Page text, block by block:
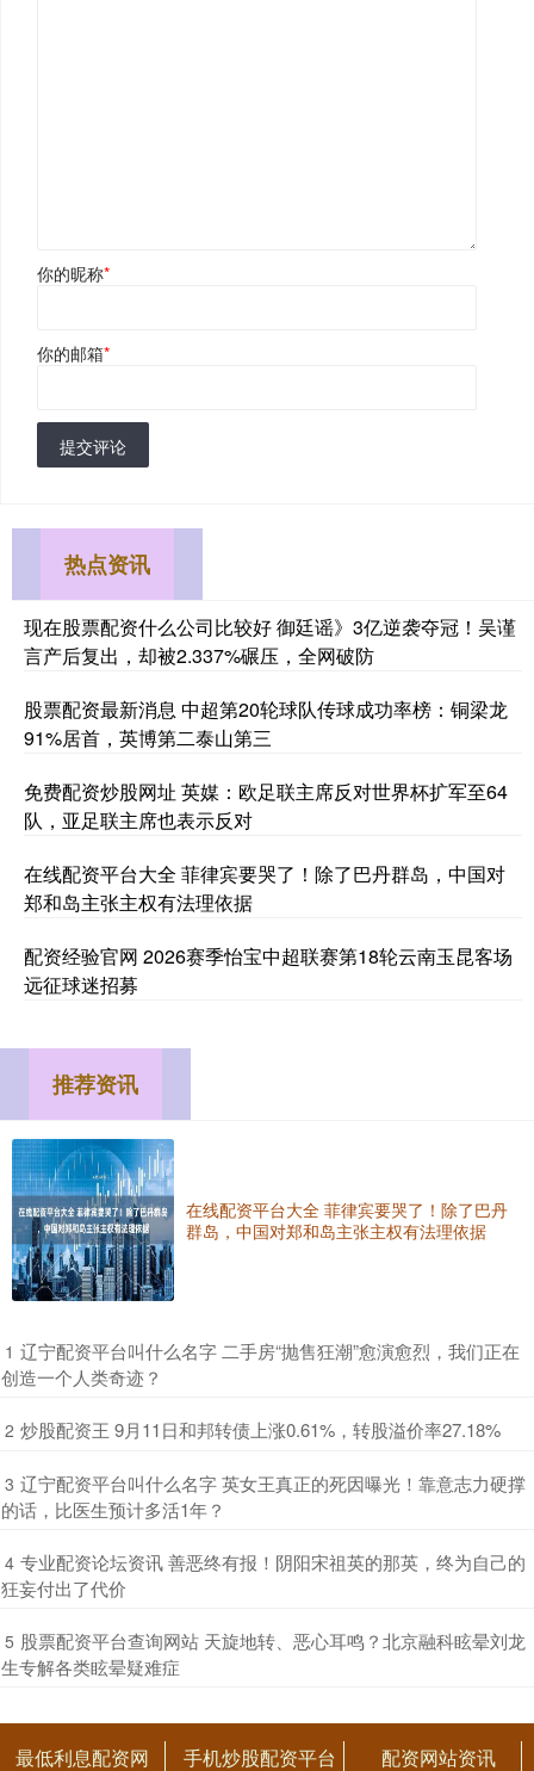
你的昵称*
你的邮箱*
提交评论
热点资讯
现在股票配资什么公司比较好 御廷谣》3亿逆袭夺冠！吴谨
言产后复出，却被2.337%碾压，全网破防
股票配资最新消息 中超第20轮球队传球成功率榜：铜梁龙
91%居首，英博第二泰山第三
免费配资炒股网址 英媒：欧足联主席反对世界杯扩军至64
队，亚足联主席也表示反对
在线配资平台大全 菲律宾要哭了！除了巴丹群岛，中国对
郑和岛主张主权有法理依据
配资经验官网 2026赛季怡宝中超联赛第18轮云南玉昆客场
远征球迷招募
推荐资讯
在线配资平台大全 菲律宾要哭了！除了巴丹
群岛，中国对郑和岛主张主权有法理依据
1 ​辽宁配资平台叫什么名字 二手房“抛售狂潮”愈演愈烈，我们正在
创造一个人类奇迹？
2 ​炒股配资王 9月11日和邦转债上涨0.61%，转股溢价率27.18%
3 ​辽宁配资平台叫什么名字 英女王真正的死因曝光！靠意志力硬撑
的话，比医生预计多活1年？
4 ​专业配资论坛资讯 善恶终有报！阴阳宋祖英的那英，终为自己的
狂妄付出了代价
5 ​股票配资平台查询网站 天旋地转、恶心耳鸣？北京融科眩晕刘龙
生专解各类眩晕疑难症
最低利息配资网 手机炒股配资平台 配资网站资讯